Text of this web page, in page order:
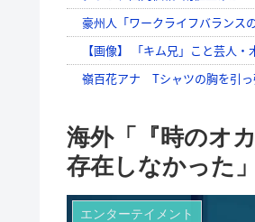
海外「『時のオ
存在しなかった
エンターテイメント